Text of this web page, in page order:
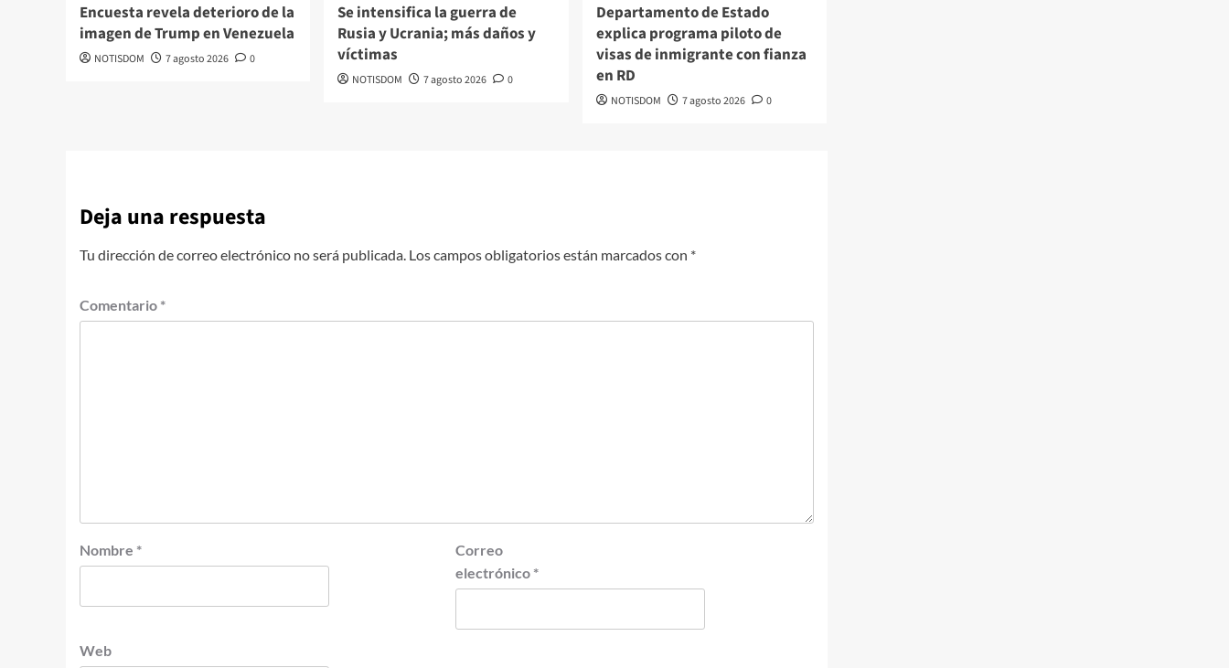
Encuesta revela deterioro de la
imagen de Trump en Venezuela
NOTISDOM 7 agosto 2026 0
Se intensifica la guerra de
Rusia y Ucrania; más daños y
víctimas
NOTISDOM 7 agosto 2026 0
Departamento de Estado
explica programa piloto de
visas de inmigrante con fianza
en RD
NOTISDOM 7 agosto 2026 0
Deja una respuesta
Tu dirección de correo electrónico no será publicada. Los campos obligatorios están marcados con *
Comentario *
Nombre *
Correo
electrónico *
Web